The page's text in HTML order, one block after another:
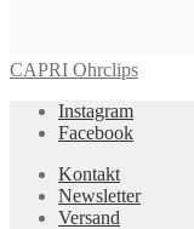
CAPRI Ohrclips
Instagram
Facebook
Kontakt
Newsletter
Versand